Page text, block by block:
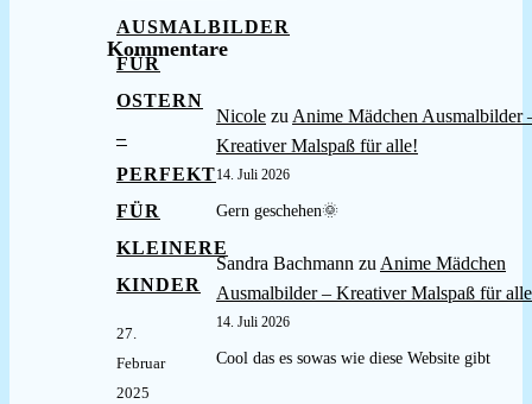
AUSMALBILDER
FÜR
OSTERN
–
PERFEKT
FÜR
KLEINERE
KINDER
27.
Februar
2025
Kommentare
Nicole zu Anime Mädchen Ausmalbilder
Kreativer Malspaß für alle!
14. Juli 2026
Gern geschehen🌞
Sandra Bachmann zu Anime Mädchen
Ausmalbilder – Kreativer Malspaß für
14. Juli 2026
Cool das es sowas wie diese Website gibt